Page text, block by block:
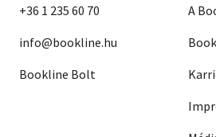
+36 1 235 60 70
info@bookline.hu
Bookline Bolt
A